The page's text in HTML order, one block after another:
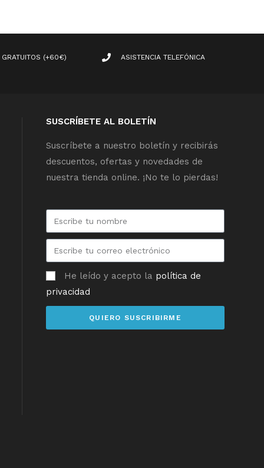
GRATUITOS (+60€) ASISTENCIA TELEFÓNICA
SUSCRÍBETE AL BOLETÍN
Suscríbete a nuestro boletín y recibirás
descuentos, ofertas y novedades de
nuestra tienda online. ¡No te lo pierdas!
He leído y acepto la política de
privacidad
QUIERO SUSCRIBIRME